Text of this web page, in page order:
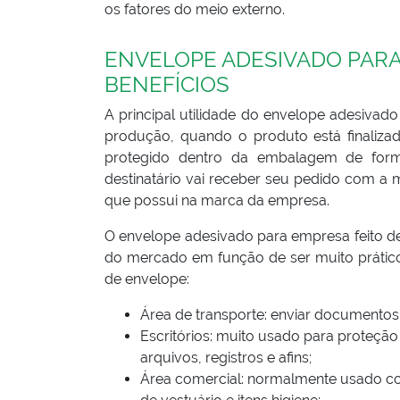
os fatores do meio externo.
ENVELOPE ADESIVADO
BENEFÍCIOS
A principal utilidade do envelope
produção, quando o produto está
protegido dentro da embalagem de
destinatário vai receber seu pedido com a
que possui na marca da empresa.
O envelope adesivado para empresa feito
do mercado em função de ser muito
de envelope:
Área de transporte: enviar
Escritórios: muito usado para
arquivos, registros e afins;
Área comercial: normalmente usado